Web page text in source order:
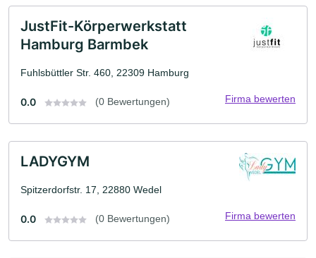
JustFit-Körperwerkstatt
Hamburg Barmbek
Fuhlsbüttler Str. 460, 22309 Hamburg
0.0 (0 Bewertungen) Firma bewerten
LADYGYM
Spitzerdorfstr. 17, 22880 Wedel
0.0 (0 Bewertungen) Firma bewerten